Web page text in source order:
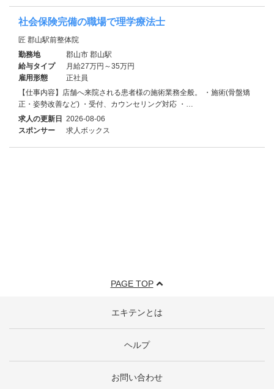
社会保険完備の職場で理学療法士
匠 郡山駅前整体院
勤務地
郡山市 郡山駅
給与タイプ
月給27万円～35万円
雇用形態
正社員
【仕事内容】店舗へ来院される患者様の施術業務全般。 ・施術(骨盤矯
正・姿勢改善など) ・受付、カウンセリング対応 ・…
求人の更新日 2026-08-06
スポンサー
求人ボックス
PAGE TOP
エキテンとは
ヘルプ
お問い合わせ